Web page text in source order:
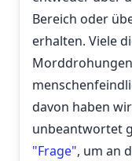
Bereich oder
erhalten. Viele
davon haben
unbeantwortet
"Frage", um an